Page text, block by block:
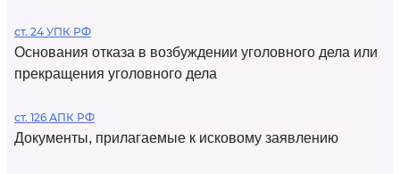
ст. 24 УПК РФ
Основания отказа в возбуждении уголовного дела или
прекращения уголовного дела
ст. 126 АПК РФ
Документы, прилагаемые к исковому заявлению